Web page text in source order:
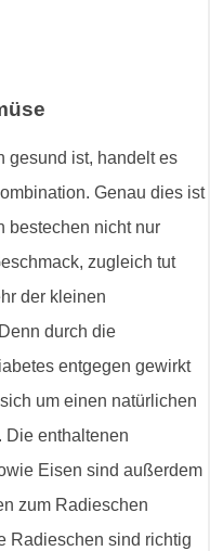
gesund ist, handelt es
Genau dies ist
bestechen nicht nur
zugleich tut
der kleinen
durch die
entgegen gewirkt
um einen natürlichen
Die enthaltenen
Eisen sind außerdem
zum Radieschen
Radieschen sind richtig